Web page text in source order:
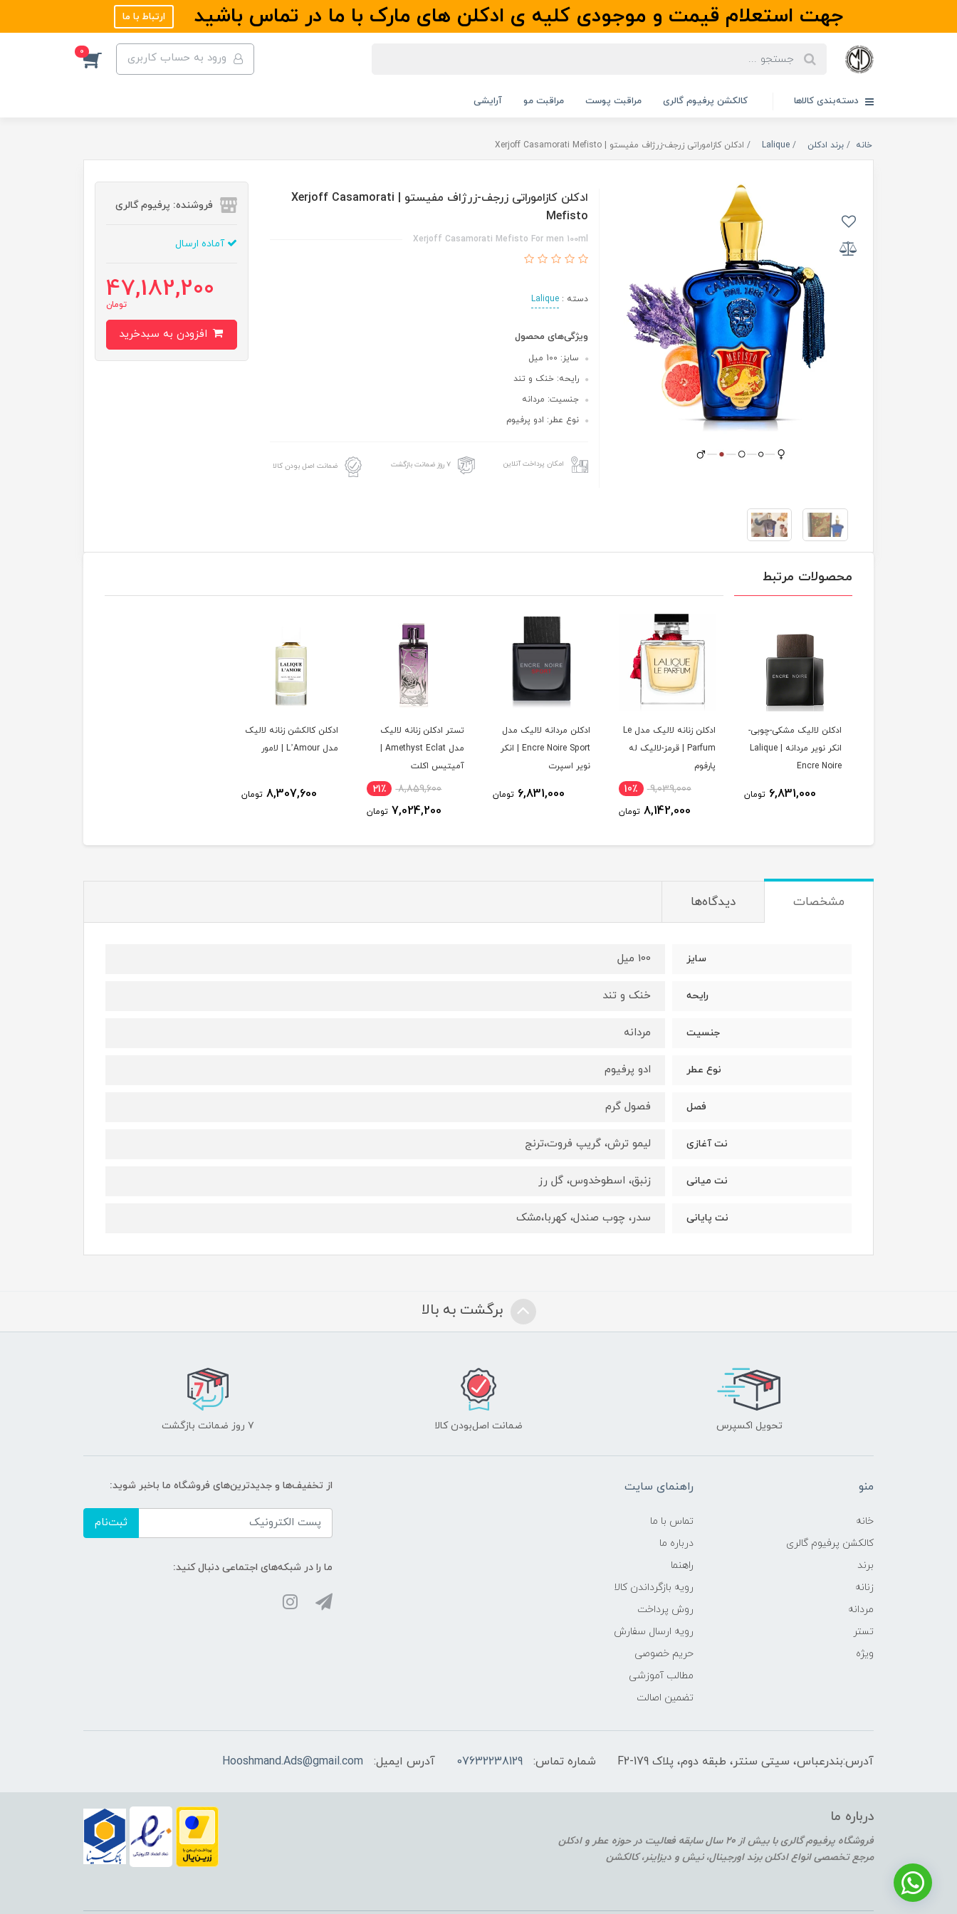
جهت استعلام قیمت و موجودی کلیه ی ادکلن های مارک با ما در تماس باشید ارتباط با ما
ورود به حساب کاربری 0
دسته‌بندی کالاها کالکشن پرفیوم گالری مراقبت پوست مراقبت مو آرایشی
خانه برند ادکلن Lalique ادکلن کازاموراتی زرجف-زرژاف مفیستو | Xerjoff Casamorati Mefisto
ادکلن کازاموراتی زرجف-زرژاف مفیستو | Xerjoff Casamorati
Mefisto
Xerjoff Casamorati Mefisto For men 100ml
دسته :Lalique
ویژگی‌های محصول
سایز: 100 میل
رایحه: خنک و تند
جنسیت: مردانه
نوع عطر: ادو پرفیوم
امکان پرداخت آنلاین ۷ روز ضمانت بازگشت ضمانت اصل بودن کالا
فروشنده: پرفیوم گالری
آماده ارسال
47,182,200
تومان
محصولات مرتبط
ادکلن لالیک مشکی-چوبی-
انکر نویر مردانه | Lalique
Encre Noire
6,831,000 تومان
ادکلن زنانه لالیک مدل Le
Parfum | قرمز-لالیک له
پارفوم
9,039,000 10٪
8,142,000 تومان
ادکلن مردانه لالیک مدل
Encre Noire Sport | انکر
نویر اسپرت
6,831,000 تومان
تستر ادکلن زنانه لالیک
مدل Amethyst Eclat |
آمیتیس اکلت
8,859,600 21٪
7,024,200 تومان
ادکلن کالکشن زنانه لالیک
مدل L’Amour | لامور
8,307,600 تومان
مشخصات دیدگاه‌ها
سایز 100 میل
رایحه خنک و تند
جنسیت مردانه
نوع عطر ادو پرفیوم
فصل فصول گرم
نت آغازی ليمو ترش، گريپ فروت،ترنج
نت میانی زنبق، اسطوخدوس، گل رز
نت پایانی سدر، چوب صندل، کهربا،مشک
برگشت به بالا
تحویل اکسپرس ضمانت اصل‌بودن کالا ۷ روز ضمانت بازگشت
منو
خانه
کالکشن پرفیوم گالری
برند
زنانه
مردانه
تستر
ویژه
راهنمای سایت
تماس با ما
درباره ما
راهنما
رویه‌ بازگرداندن کالا
روش پرداخت
رویه ارسال سفارش
حریم خصوصی
مطالب آموزشی
تضمین اصالت
از تخفیف‌ها و جدیدترین‌های فروشگاه ما باخبر شوید:
ثبت‌نام
ما را در شبکه‌های اجتماعی دنبال کنید:
آدرس:بندرعباس، سیتی سنتر، طبقه دوم، پلاک F2-179 شماره تماس: 07632238129 آدرس ایمیل: Hooshmand.Ads@gmail.com
درباره ما
فروشگاه پرفیوم گالری با بیش از 20 سال سابقه فعالیت در حوزه عطر و ادکلن
مرجع تخصصی انواع ادکلن برند اورجینال، نیش و دیزاینر، کالکشن